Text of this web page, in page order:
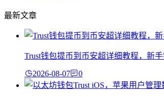
最新文章
Trust钱包提币到币安超详细教程，新
2026-08-07 0